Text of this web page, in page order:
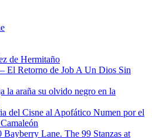
de Hermitaño
El Retorno de Job A Un Dios Sin
la araña su olvido negro en la
del Cisne al Apofático Numen por el
Bayberry Lane. The 99 Stanzas at